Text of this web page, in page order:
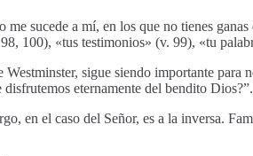
sucede a mí, en los que no tienes
100), «tus testimonios» (v. 99), «tu
sigue siendo importante
eternamente del bendito Dios?”.
en el caso del Señor, es a la inversa.